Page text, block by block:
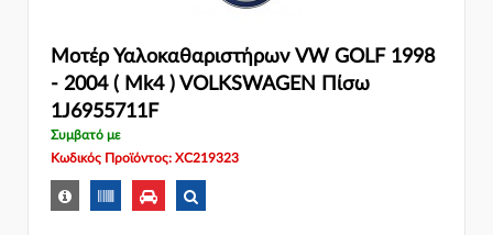
Μοτέρ Υαλοκαθαριστήρων VW GOLF 1998
- 2004 ( Mk4 ) VOLKSWAGEN Πίσω
1J6955711F
Συμβατό με
Κωδικός Προϊόντος: XC219323